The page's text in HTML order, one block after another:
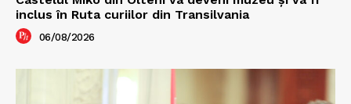
inclus în Ruta curiilor din Transilvania
06/08/2026